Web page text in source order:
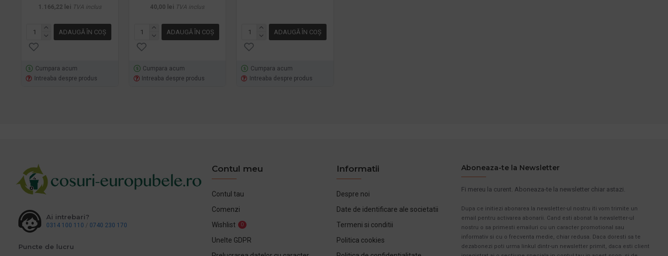
1.166,22 lei TVA inclus
ADAUGĂ ÎN COŞ
Cumpara acum
Intreaba despre produs
40,00 lei TVA inclus
ADAUGĂ ÎN COŞ
Cumpara acum
Intreaba despre produs
ADAUGĂ ÎN COŞ
Cumpara acum
Intreaba despre produs
Ai intrebari?
0314 100 110 / 0740 230 170
Puncte de lucru
Contul meu
Contul tau
Comenzi
Wishlist
0
Unelte GDPR
Informatii
Despre noi
Date de identificare ale societatii
Termeni si conditii
Politica cookies
Aboneaza-te la Newsletter
Fi mereu la curent. Aboneaza-te la newsletter chiar astazi.
Dupa ce initiezi abonarea la newsletter-ul nostru iti vom trimite un
email pentru activarea abonarii. Cand esti abonat la newsletter-ul
nostru o sa primesti emailuri cu un caracter promotional sau
informativ si cu o frecventa medie, chiar redusa. Daca doresti sa te
dezabonezi poti urma linkul dintr-un newsletter primit, daca esti client